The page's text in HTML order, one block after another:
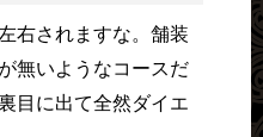
右されますな。舗装
無いようなコースだ
目に出て全然ダイエ